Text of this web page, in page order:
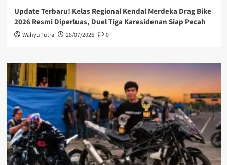
Update Terbaru! Kelas Regional Kendal Merdeka Drag Bike
2026 Resmi Diperluas, Duel Tiga Karesidenan Siap Pecah
WahyuPutra 28/07/2026 0